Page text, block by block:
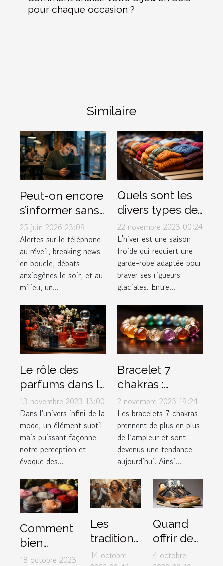
pour chaque occasion ?
Similaire
Peut-on encore
s’informer sans
stresser ?
Enquête sur le
lien actu-santé
25 juin 2026 23:09
Alertes sur le téléphone
au réveil, breaking news
en boucle, débats
anxiogènes le soir, et au
milieu, un...
Quels sont les
divers types de
vêtements pour
affronter
efficacement
l'hiver ?
22 novembre 2023 00:24
L'hiver est une saison
froide qui requiert une
garde-robe adaptée pour
braver ses rigueurs
glaciales. Entre...
Le rôle des
parfums dans la
mode et le style
personnel
13 novembre 2023 13:00
Dans l'univers infini de la
mode, un élément subtil
mais puissant façonne
notre perception et
évoque des...
Bracelet 7
chakras :
Comment bien
l’entretenir ?
2 novembre 2023 19:24
Les bracelets 7 chakras
prennent de plus en plus
de l’ampleur et sont
devenus une tendance
aujourd’hui. Ainsi...
Comment
bien
choisir ses
18 octobre 2023
Les
traditions
de
14 octobre
Quand
offrir des
sneakers
4 octobre